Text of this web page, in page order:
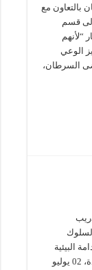
بالتعاون مع
إلى قسم
“لأنهم
الوعي
السرطان،
البيئية
شبكة بيئة أبوظبي، الإمارات العربية المتحدة، 02 يوليو